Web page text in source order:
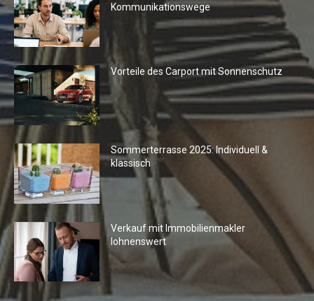
Kommunikationswege
Vorteile des Carport mit Sonnenschutz
Sommerterrasse 2025: Individuell &
klassisch
Verkauf mit Immobilienmakler
lohnenswert